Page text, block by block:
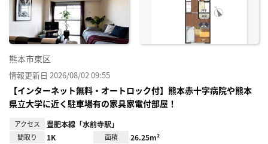
熊本市東区
情報更新日 2026/08/02 09:55
【インターネット無料・オートロック付】熊本赤十字病院や熊本
県立大学に近く駐車場有の家具家電付部屋！
アクセス 豊肥本線「水前寺駅」
間取り 1K 面積 26.25m²